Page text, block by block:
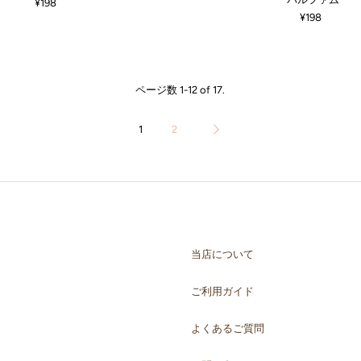
¥198
¥198
ページ数 1-12 of 17.
1 2
当店について
ご利用ガイド
よくあるご質問